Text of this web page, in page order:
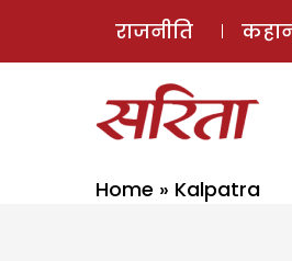
राजनीति
Home » Kalpatra